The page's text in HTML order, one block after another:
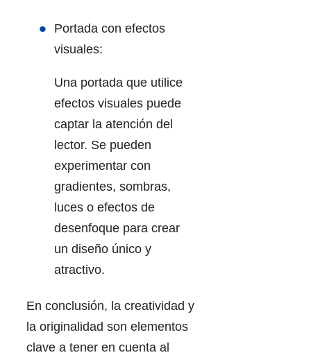
Portada con efectos
visuales:
Una portada que utilice
efectos visuales puede
captar la atención del
lector. Se pueden
experimentar con
gradientes, sombras,
luces o efectos de
desenfoque para crear
un diseño único y
atractivo.
En conclusión, la creatividad y
la originalidad son elementos
clave a tener en cuenta al